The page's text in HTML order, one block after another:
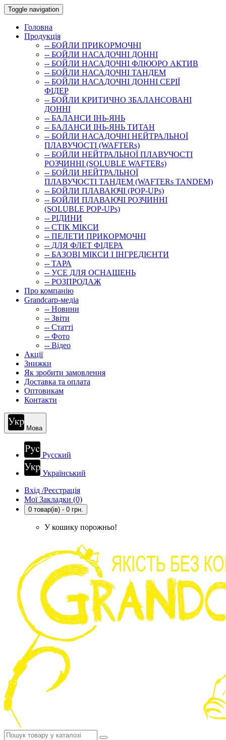
Toggle navigation
Головна
Продукція
-- БОЙЛИ ПРИКОРМОЧНI
-- БОЙЛИ НАСАДОЧНI ДОННI
-- БОЙЛИ НАСАДОЧНІ ФЛЮОРО АКТИВ
-- БОЙЛИ НАСАДОЧНІ ТАНДЕМ
-- БОЙЛИ НАСАДОЧНI ДОННI СЕРIÏ
ФIДЕР
-- БОЙЛИ КРИТИЧНО ЗБАЛАНСОВАНІ
ДОННІ
-- БАЛАНСИ ІНЬ-ЯНЬ
-- БАЛАНСИ ІНЬ-ЯНЬ ТИТАН
-- БОЙЛИ НАСАДОЧНI НЕЙТРАЛЬНОÏ
ПЛАВУЧОСТI (WAFTERs)
-- БОЙЛИ НЕЙТРАЛЬНОЇ ПЛАВУЧОСТІ
РОЗЧИННІ (SOLUBLE WAFTERs)
-- БОЙЛИ НЕЙТРАЛЬНОЇ
ПЛАВУЧОСТІ ТАНДЕМ (WAFTERs TANDEM)
-- БОЙЛИ ПЛАВАЮЧІ (POP-UPs)
-- БОЙЛИ ПЛАВАЮЧI РОЗЧИННI
(SOLUBLE POP-UPs)
-- РIДИНИ
-- СТIК МIКСИ
-- ПЕЛЕТИ ПРИКОРМОЧНІ
-- ДЛЯ ФЛЕТ ФІДЕРА
-- БАЗОВІ МІКСИ І ІНГРЕДІЄНТИ
-- ТАРА
-- УСЕ ДЛЯ ОСНАЩЕНЬ
-- РОЗПРОДАЖ
Про компанію
Grandcarp-медіа
-- Новини
-- Звіти
-- Статті
-- Фото
-- Відео
Акції
Знижки
Як зробити замовлення
Доставка та оплата
Оптовикам
Контакти
Мова
Русский
Український
Вхід /Реєстрація
Мої Закладки (0)
0 товар(ів) - 0 грн.
У кошику порожньо!